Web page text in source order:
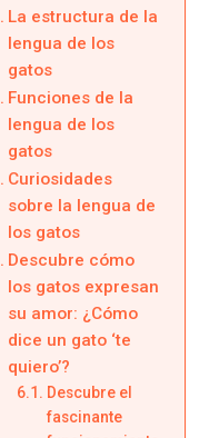
La estructura de la
lengua de los
gatos
Funciones de la
lengua de los
gatos
Curiosidades
sobre la lengua de
los gatos
Descubre cómo
los gatos expresan
su amor: ¿Cómo
dice un gato ‘te
quiero’?
Descubre el
fascinante